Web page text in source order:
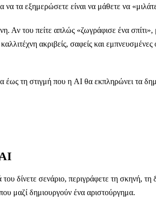
να τα εξημερώσετε είναι να μάθετε να
Αν του πείτε απλώς «ζωγράφισε ένα
ακριβείς, σαφείς και
τη στιγμή που η AI θα εκπληρώνει τα
δίνετε σενάριο, περιγράφετε τη σκηνή,
μαζί δημιουργούν ένα αριστούργημα.